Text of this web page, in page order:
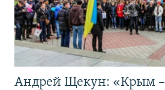
Андрей Щекун: «Крым –